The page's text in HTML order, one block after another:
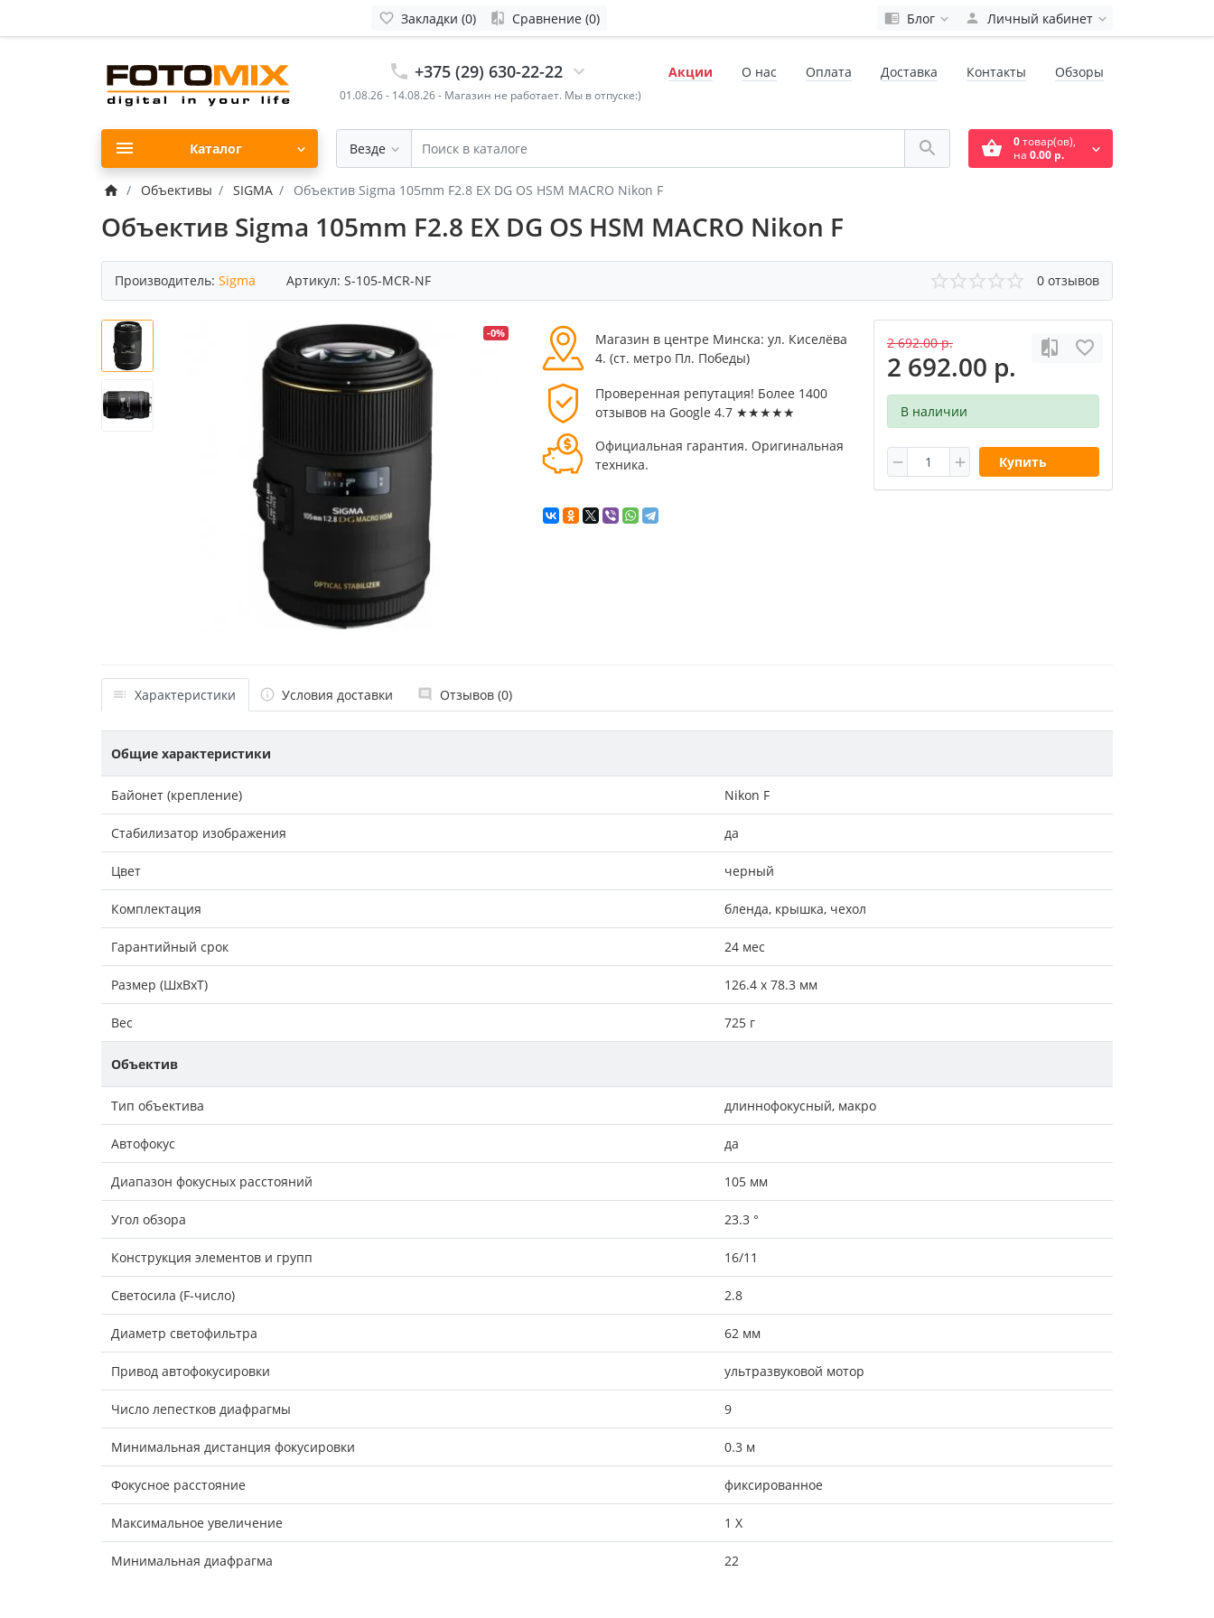
Закладки (0) Сравнение (0) Блог Личный кабинет
+375 (29) 630-22-22
01.08.26 - 14.08.26 - Магазин не работает. Мы в отпуске:)
Акции О нас Оплата Доставка Контакты Обзоры
Везде 0товар(ов),
на 0.00 р.
Каталог
Объективы SIGMA Объектив Sigma 105mm F2.8 EX DG OS HSM MACRO Nikon F
Объектив Sigma 105mm F2.8 EX DG OS HSM MACRO Nikon F
Производитель: Sigma Артикул: S-105-MCR-NF 0 отзывов
-0%
2 692.00 р.
2 692.00 р.
В наличии
Купить
Магазин в центре Минска: ул. Киселёва
4. (cт. метро Пл. Победы)
Проверенная репутация! Более 1400
отзывов на Google 4.7 ★★★★★
Официальная гарантия. Оригинальная
техника.
Характеристики Условия доставки Отзывов (0)
Общие характеристики
Байонет (крепление) Nikon F
Стабилизатор изображения да
Цвет черный
Комплектация бленда, крышка, чехол
Гарантийный срок 24 мес
Размер (ШxВxТ) 126.4 x 78.3 мм
Вес 725 г
Объектив
Тип объектива длиннофокусный, макро
Автофокус да
Диапазон фокусных расстояний 105 мм
Угол обзора 23.3 °
Конструкция элементов и групп 16/11
Светосила (F-число) 2.8
Диаметр светофильтра 62 мм
Привод автофокусировки ультразвуковой мотор
Число лепестков диафрагмы 9
Минимальная дистанция фокусировки 0.3 м
Фокусное расстояние фиксированное
Максимальное увеличение 1 X
Минимальная диафрагма 22